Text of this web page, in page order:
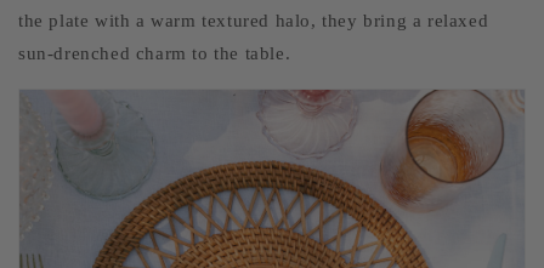
the plate with a warm textured halo, they bring a relaxed
sun-drenched charm to the table.